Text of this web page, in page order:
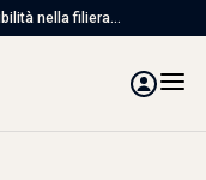
nella filiera